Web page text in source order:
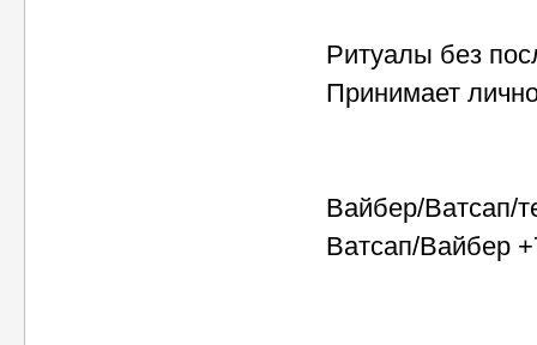
Ритуалы без
Принимает
Вайбер/Ватсап/
Ватсап/Вайбер